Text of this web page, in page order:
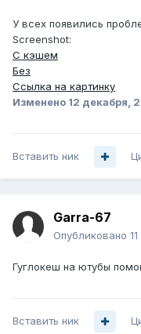
У всех появились
Screenshot:
С кэшем
Без
Ссылка на картинку
Изменено 12 декабря,
Вставить ник
Garra-67
Опубликовано
Гуглокеш на ютубы
Вставить ник